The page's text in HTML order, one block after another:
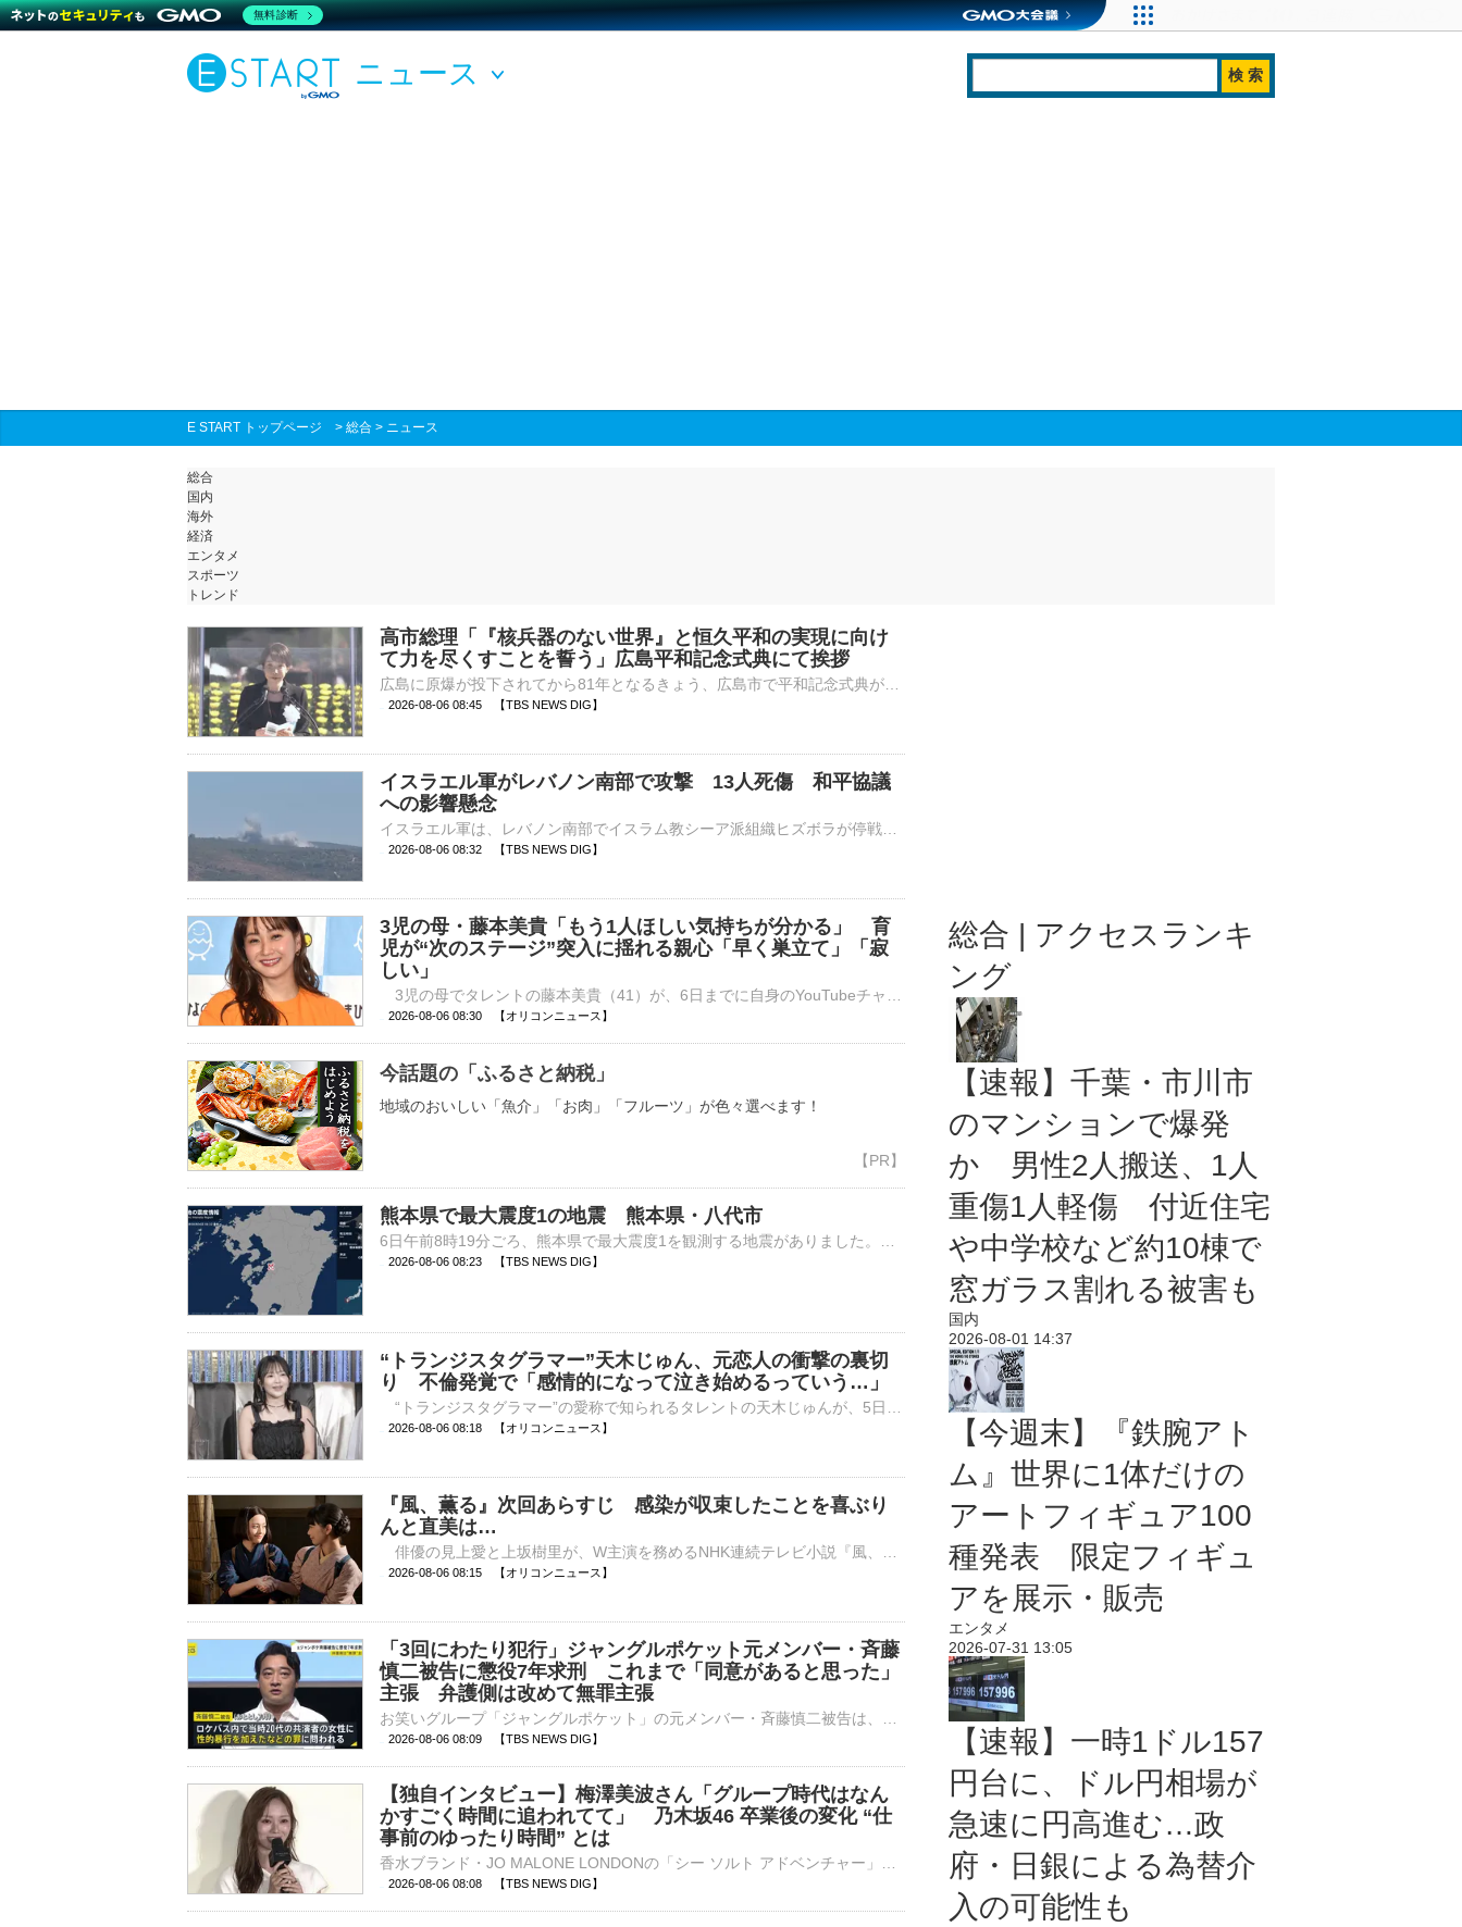
ニュース
E START トップページ > 総合 > ニュース
総合
国内
海外
経済
エンタメ
スポーツ
トレンド
高市総理「『核兵器のない世界』と恒久平和の実現に向け
て力を尽くすことを誓う」広島平和記念式典にて挨拶
2026-08-06 08:45 【TBS NEWS DIG】
イスラエル軍がレバノン南部で攻撃 13人死傷 和平協議
への影響懸念
2026-08-06 08:32 【TBS NEWS DIG】
3児の母・藤本美貴「もう1人ほしい気持ちが分かる」 育
児が“次のステージ”突入に揺れる親心「早く巣立て」「寂
しい」
2026-08-06 08:30 【オリコンニュース】
今話題の「ふるさと納税」
地域のおいしい「魚介」「お肉」「フルーツ」が色々選べます！
熊本県で最大震度1の地震 熊本県・八代市
2026-08-06 08:23 【TBS NEWS DIG】
“トランジスタグラマー”天木じゅん、元恋人の衝撃の裏切
り 不倫発覚で「感情的になって泣き始めるっていう…」
2026-08-06 08:18 【オリコンニュース】
『風、薫る』次回あらすじ 感染が収束したことを喜ぶり
んと直美は…
2026-08-06 08:15 【オリコンニュース】
「3回にわたり犯行」ジャングルポケット元メンバー・斉藤
慎二被告に懲役7年求刑 これまで「同意があると思った」
主張 弁護側は改めて無罪主張
2026-08-06 08:09 【TBS NEWS DIG】
【独自インタビュー】梅澤美波さん「グループ時代はなん
かすごく時間に追われてて」 乃木坂46 卒業後の変化 “仕
事前のゆったり時間” とは
2026-08-06 08:08 【TBS NEWS DIG】
総合 | アクセスランキ
ング
【速報】千葉・市川市
のマンションで爆発
か 男性2人搬送、1人
重傷1人軽傷 付近住宅
や中学校など約10棟で
窓ガラス割れる被害も
国内
2026-08-01 14:37
【今週末】『鉄腕アト
ム』世界に1体だけの
アートフィギュア100
種発表 限定フィギュ
アを展示・販売
エンタメ
2026-07-31 13:05
【速報】一時1ドル157
円台に、ドル円相場が
急速に円高進む…政
府・日銀による為替介
入の可能性も
無料診断